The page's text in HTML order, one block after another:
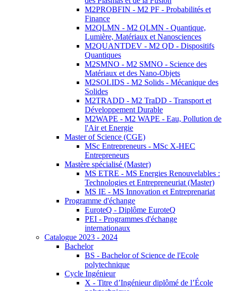
M2PROBFIN - M2 PF - Probabilités et
Finance
M2QLMN - M2 QLMN - Quantique,
Lumière, Matériaux et Nanosciences
M2QUANTDEV - M2 QD - Dispositifs
Quantiques
M2SMNO - M2 SMNO - Science des
Matériaux et des Nano-Objets
M2SOLIDS - M2 Solids - Mécanique des
Solides
M2TRADD - M2 TraDD - Transport et
Développement Durable
M2WAPE - M2 WAPE - Eau, Pollution de
l'Air et Energie
Master of Science (CGE)
MSc Entrepreneurs - MSc X-HEC
Entrepreneurs
Mastère spécialisé (Master)
MS ETRE - MS Energies Renouvelables :
Technologies et Entrepreneuriat (Master)
MS IE - MS Innovation et Entreprenariat
Programme d'échange
EuroteQ - Diplôme EuroteQ
PEI - Programmes d'échange
internationaux
Catalogue 2023 - 2024
Bachelor
BS - Bachelor of Science de l'Ecole
polytechnique
Cycle Ingénieur
X - Titre d’Ingénieur diplômé de l’École